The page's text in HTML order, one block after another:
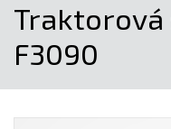
Traktorová
F3090